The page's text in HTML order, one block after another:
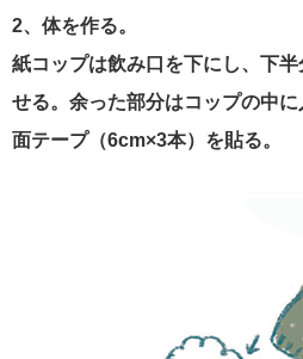
2、体を作る。
紙コップは飲み口を下にし、下
せる。余った部分はコップの中
面テープ（6cm×3本）を貼る。